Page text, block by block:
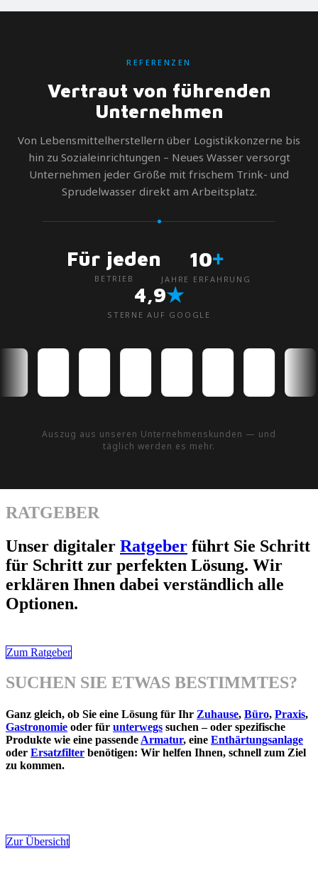
REFERENZEN
Vertraut von führenden
Unternehmen
Von Lebensmittelherstellern über Logistikkonzerne bis
hin zu Sozialeinrichtungen – Neues Wasser versorgt
Unternehmen jeder Größe mit frischem Trink- und
Sprudelwasser direkt am Arbeitsplatz.
Für jeden
BETRIEB
10+
JAHRE ERFAHRUNG
4,9★
STERNE AUF GOOGLE
Auszug aus unseren Unternehmenskunden — und
täglich werden es mehr.
RATGEBER
Unser digitaler Ratgeber führt Sie Schritt
für Schritt zur perfekten Lösung. Wir
erklären Ihnen dabei verständlich alle
Optionen.
Zum Ratgeber
SUCHEN SIE ETWAS BESTIMMTES?
Ganz gleich, ob Sie eine Lösung für Ihr Zuhause, Büro, Praxis,
Gastronomie oder für unterwegs suchen – oder spezifische
Produkte wie eine passende Armatur, eine Enthärtungsanlage
oder Ersatzfilter benötigen: Wir helfen Ihnen, schnell zum Ziel
zu kommen.
Zur Übersicht